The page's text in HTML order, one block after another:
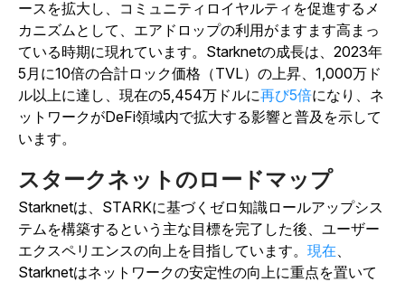
ースを拡大し、コミュニティロイヤルティを促進するメ
カニズムとして、エアドロップの利用がますます高まっ
ている時期に現れています。Starknetの成長は、2023年
5月に10倍の合計ロック価格（TVL）の上昇、1,000万ド
ル以上に達し、 現在の5,454万ドルに再び5倍になり、ネ
ットワークがDeFi領域内で拡大する影響と普及を示して
います。
スタークネットのロードマップ
Starknetは、STARKに基づくゼロ知識ロールアップシス
テムを構築するという主な目標を完了した後、ユーザー
エクスペリエンスの向上を目指しています。 現在、
Starknetはネットワークの安定性の向上に重点を置いて